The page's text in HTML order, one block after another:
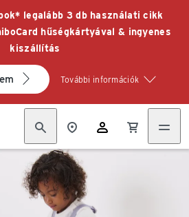
legalább 3 db használati cikk
hűségkártyával & ingyenes
kiszállítás
További információk